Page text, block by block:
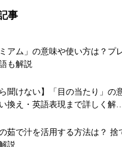
事
ミアム」の意味や使い方は？プ
も解説
ら聞けない】「目の当たり」の
換え・英語表現まで詳しく解…
茹で汁を活用する方法は？ 捨
説